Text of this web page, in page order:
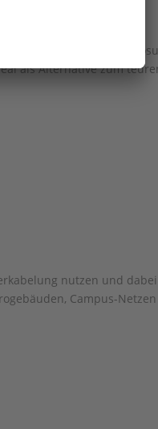
und kosteneffiziente
als Alternative zum
nutzen und dabei
Campus-